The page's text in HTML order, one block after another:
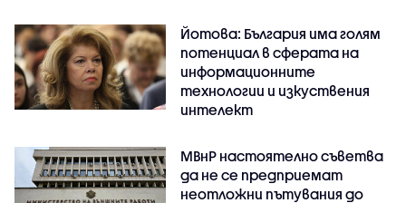
Йотова: България има голям
потенциал в сферата на
информационните
технологии и изкуствения
интелект
МВнР настоятелно съветва
да не се предприемат
неотложни пътувания до